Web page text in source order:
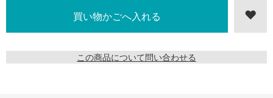
この商品について問い合わせる